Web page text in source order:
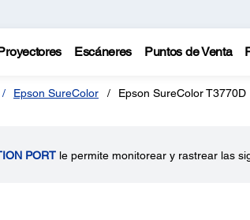
Escáneres Puntos de Venta
Epson SureColor Epson SureColor T3770D
PORT le permite monitorear y rastrear las